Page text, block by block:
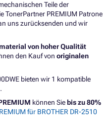
Teile der
TonerPartner PREMIUM Patrone
uns zurücksenden und wir
von hoher Qualität
den Kauf von originalen
bieten wir 1 kompatible
können Sie bis zu 80%
für BROTHER DR-2510